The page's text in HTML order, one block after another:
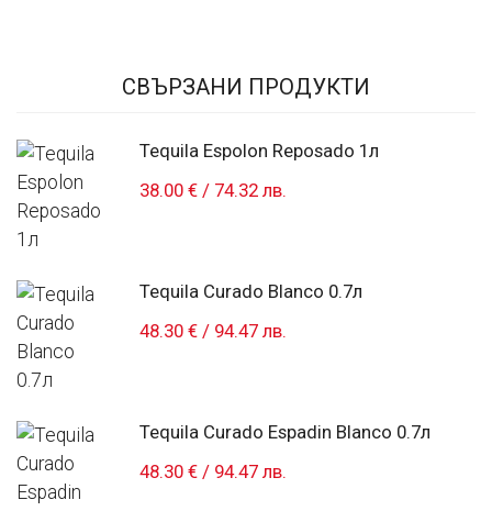
СВЪРЗАНИ ПРОДУКТИ
Tequila Espolon Reposado 1л
38.00 € / 74.32 лв.
Tequila Curado Blanco 0.7л
48.30 € / 94.47 лв.
Tequila Curado Espadin Blanco 0.7л
48.30 € / 94.47 лв.